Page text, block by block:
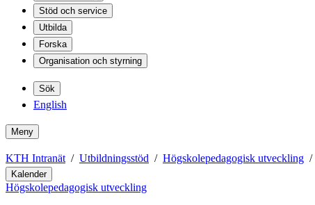
Stöd och service
Utbilda
Forska
Organisation och styrning
Sök
English
Meny
KTH Intranät Utbildningsstöd Högskolepedagogisk utveckling
Kalender
Högskolepedagogisk utveckling